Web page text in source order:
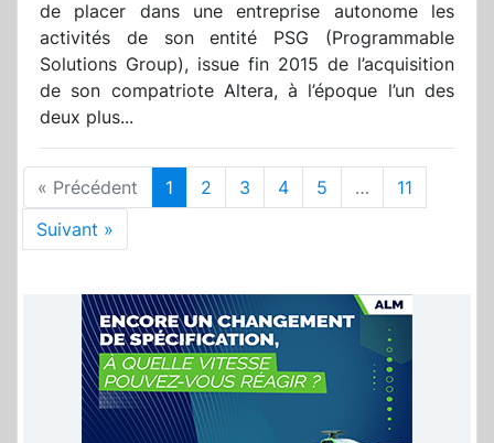
de placer dans une entreprise autonome les
activités de son entité PSG (Programmable
Solutions Group), issue fin 2015 de l’acquisition
de son compatriote Altera, à l’époque l’un des
deux plus...
« Précédent 1 2 3 4 5 …
11
Suivant »